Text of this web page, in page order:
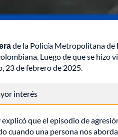
de la Policía Metropolitana de
Luego de que se hizo
23 de febrero de 2025.
interés
que el episodio de
cuando una persona nos